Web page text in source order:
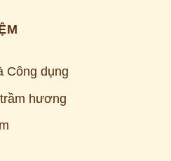
Công dụng
hương